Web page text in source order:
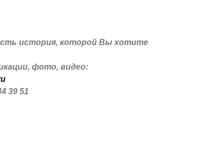
история, которой Вы хотите
фото, видео:
39 51